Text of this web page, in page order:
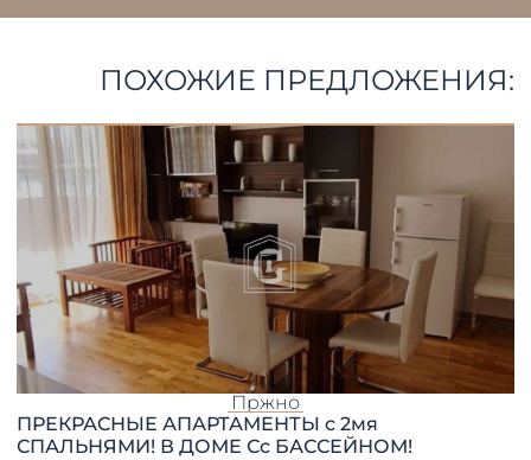
ПОХОЖИЕ ПРЕДЛОЖЕНИЯ:
Пржно
ПРЕКРАСНЫЕ АПАРТАМЕНТЫ с 2мя
СПАЛЬНЯМИ! В ДОМЕ Сс БАССЕЙНОМ!